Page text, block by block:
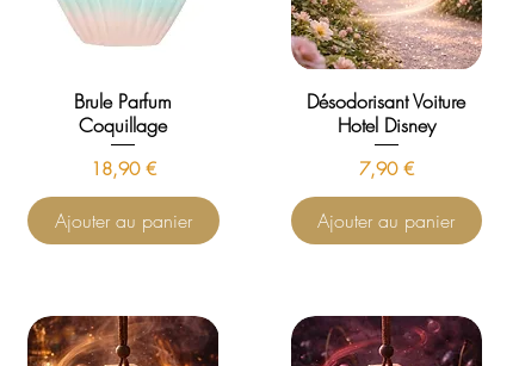
Brule Parfum
Coquillage
Prix
18,90 €
Ajouter au panier
Désodorisant Voiture
Hotel Disney
Prix
7,90 €
Ajouter au panier